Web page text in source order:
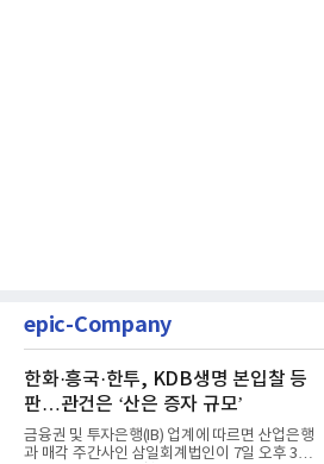
epic-Company
한화·흥국·한투, KDB생명 본입찰 등
판…관건은 ‘산은 증자 규모’
금융권 및 투자은행(IB) 업계에 따르면 산업은행
과 매각 주간사인 삼일회계법인이 7일 오후 3시